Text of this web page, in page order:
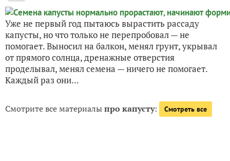
Уже не первый год пытаюсь вырастить рассаду
капусты, но что только не перепробовал — не
помогает. Выносил на балкон, менял грунт, укрывал
от прямого солнца, дренажные отверстия
проделывал, менял семена — ничего не помогает.
Каждый раз они...
Смотрите все материалыпро капусту: Смотреть все